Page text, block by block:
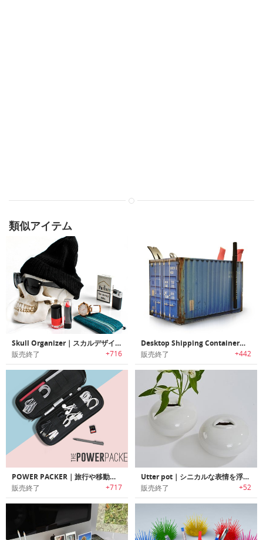
類似アイテム
Skull Organizer｜スカルデザイン収納ケース「スカルオーガナイザー」
販売終了 +716
Desktop Shipping Container｜コンテナデザインデスクトップオーガナイザー
販売終了 +442
POWER PACKER｜旅行や移動中に邪魔になるケーブル/電源やアクセサリーをスッキリ収納するオーガナイズパック「パワーパッカー」
販売終了 +717
Utter pot｜シニカルな表情を浮かべたポット
販売終了 +52